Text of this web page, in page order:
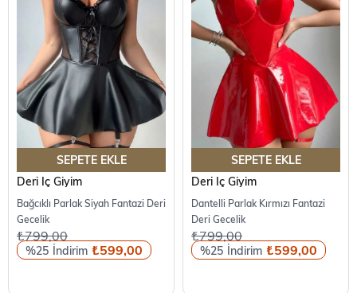
SEPETE EKLE
Deri İç Giyim
Bağcıklı Parlak Siyah Fantazi Deri
Gecelik
%25 ₺599,00
₺799,00
SEPETE EKLE
Deri İç Giyim
Dantelli Parlak Kırmızı Fantazi
Deri Gecelik
%25 ₺599,00
₺799,00